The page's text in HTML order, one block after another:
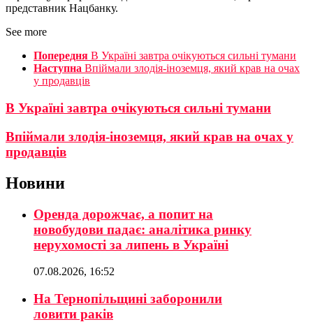
представник Нацбанку.
See more
Попередня В Україні завтра очікуються сильні тумани
Наступна Впіймали злодія-іноземця, який крав на очах
у продавців
В Україні завтра очікуються сильні тумани
Впіймали злодія-іноземця, який крав на очах у
продавців
Новини
Оренда дорожчає, а попит на
новобудови падає: аналітика ринку
нерухомості за липень в Україні
07.08.2026, 16:52
На Тернопільщині заборонили
ловити раків